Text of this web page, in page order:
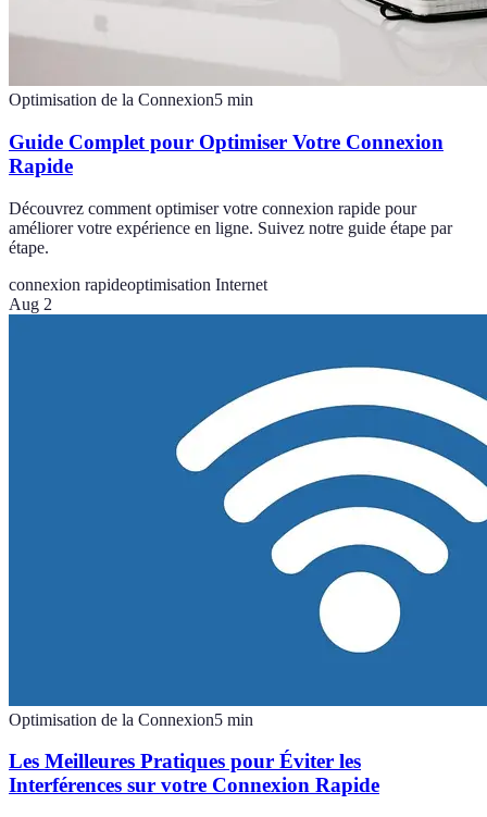
Optimisation de la Connexion5 min
Guide Complet pour Optimiser Votre Connexion
Rapide
Découvrez comment optimiser votre connexion rapide pour
améliorer votre expérience en ligne. Suivez notre guide étape par
étape.
connexion rapideoptimisation Internet
Aug 2
Optimisation de la Connexion5 min
Les Meilleures Pratiques pour Éviter les
Interférences sur votre Connexion Rapide